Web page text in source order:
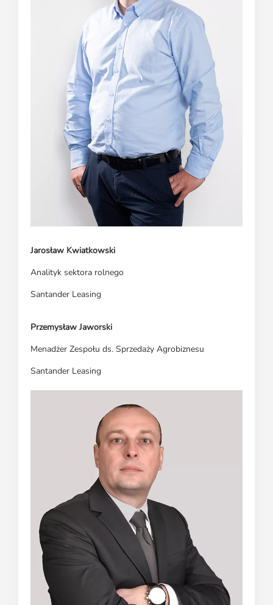
Jarosław Kwiatkowski
Analityk sektora rolnego
Santander Leasing
Przemysław Jaworski
Menadżer Zespołu ds. Sprzedaży Agrobiznesu
Santander Leasing